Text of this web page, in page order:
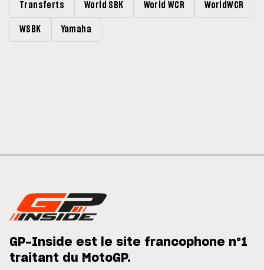
Transferts World SBK World WCR WorldWCR
WSBK Yamaha
GP-Inside est le site francophone n°1
traitant du MotoGP.